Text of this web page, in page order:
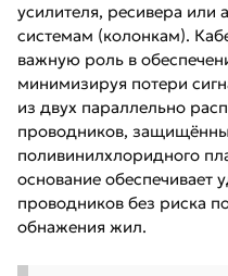
усилителя, ресивера или
системам (колонкам).
важную роль в
минимизируя потери
из двух параллельно
проводников,
поливинилхлоридного
основание обеспечивает
проводников без риска
обнажения жил.